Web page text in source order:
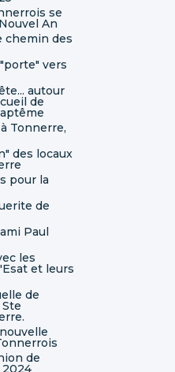
se
An
chemin des
vers
autour
de
Tonnerre,
des locaux
pour la
de
Paul
les
et leurs
de
de
2024